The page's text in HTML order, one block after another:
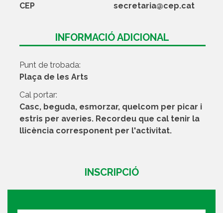
CEP secretaria@cep.cat
INFORMACIÓ ADICIONAL
Punt de trobada:
Plaça de les Arts
Cal portar:
Casc, beguda, esmorzar, quelcom per picar i
estris per averies. Recordeu que cal tenir la
llicència corresponent per l'activitat.
INSCRIPCIÓ